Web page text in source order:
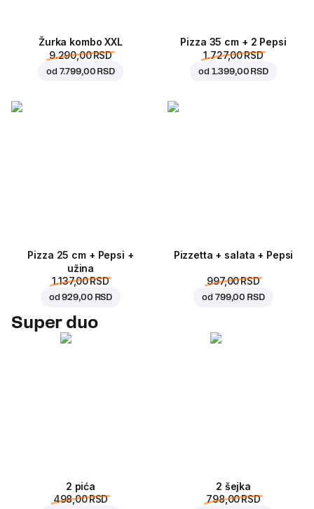
Žurka kombo XXL
9.290,00 RSD
od 7.799,00 RSD
Pizza 35 cm + 2 Pepsi
1.727,00 RSD
od 1.399,00 RSD
Pizza 25 cm + Pepsi +
užina
1.137,00 RSD
od929,00 RSD
Pizzetta + salata + Pepsi
997,00 RSD
od 799,00 RSD
Super duo
2 pića
498,00 RSD
2 šejka
798,00 RSD